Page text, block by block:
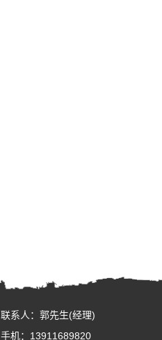
联系人：郭先生(经理)
手机：13911689820